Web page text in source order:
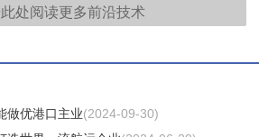
处阅读更多前沿技术
做优港口主业(2024-09-30)